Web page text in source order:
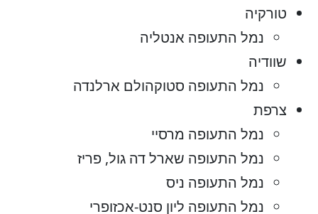
טורקיה
נמל התעופה אנטליה
שוודיה
נמל התעופה סטוקהולם ארלנדה
צרפת
נמל התעופה מרסיי
נמל התעופה שארל דה גול, פריז
נמל התעופה ניס
נמל התעופה ליון סנט-אכזופרי